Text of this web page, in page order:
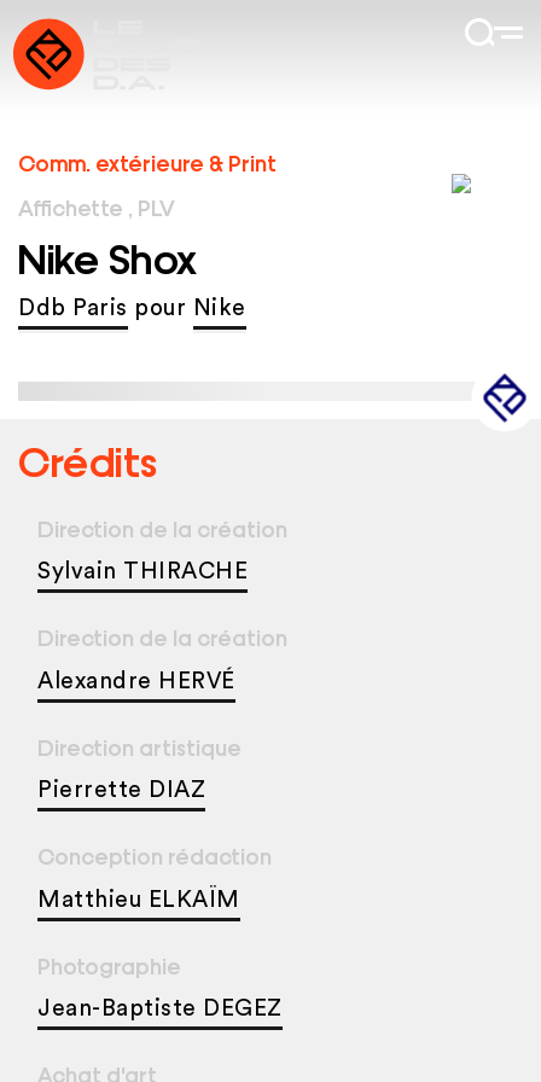
Comm. extérieure & Print
Affichette , PLV
Nike Shox
Ddb Paris pour Nike
Crédits
Direction de la création
Sylvain THIRACHE
Direction de la création
Alexandre HERVÉ
Direction artistique
Pierrette DIAZ
Conception rédaction
Matthieu ELKAÏM
Photographie
Jean-Baptiste DEGEZ
Achat d'art